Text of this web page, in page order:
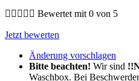
     Bewertet mit 0 von 5
Jetzt bewerten
Änderung vorschlagen
Bitte beachten! Wir sind
Waschbox. Bei